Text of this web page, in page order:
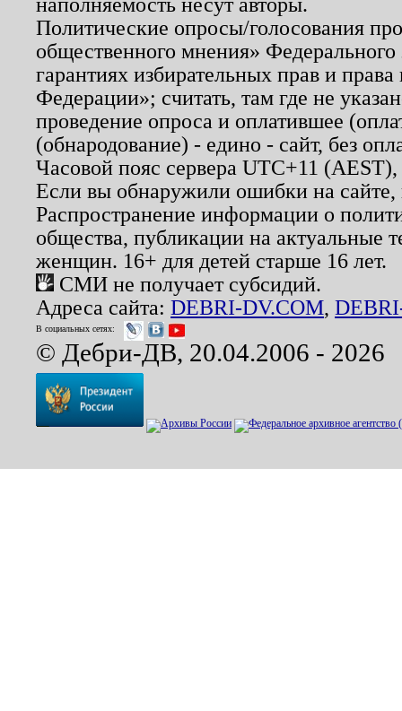
Политические опросы/голосования
общественного мнения»
гарантиях избирательных прав и
Федерации»; считать, там где не
проведение опроса и оплатившее
(обнародование) - едино - сайт, без
Часовой пояс сервера UTC+11
Если вы обнаружили ошибки на
Распространение информации о
общества, публикации на актуальные
женщин. 16+ для детей старше 16 лет.
СМИ не получает субсидий.
Адреса сайта: DEBRI-DV.COM,
В социальных сетях:
© Дебри-ДВ, 20.04.2006 - 2026